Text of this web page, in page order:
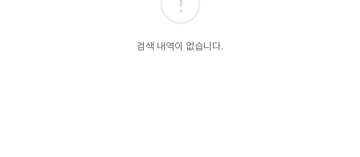
검색 내역이 없습니다.